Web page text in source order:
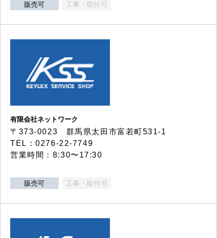
販売可 工事・取付可
有限会社ネットワーク
〒373-0023 群馬県太田市富若町531-1
TEL：0276-22-7749
営業時間：8:30〜17:30
販売可 工事・取付可